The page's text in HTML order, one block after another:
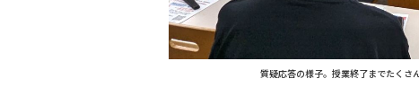
質疑応答の様子。授業終了までたくさ